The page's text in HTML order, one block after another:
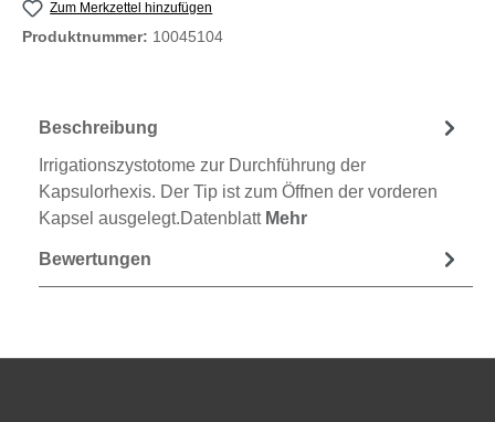
Zum Merkzettel hinzufügen
Produktnummer: 10045104
Beschreibung
Irrigationszystotome zur Durchführung der
Kapsulorhexis. Der Tip ist zum Öffnen der vorderen
Kapsel ausgelegt.Datenblatt Mehr
Bewertungen